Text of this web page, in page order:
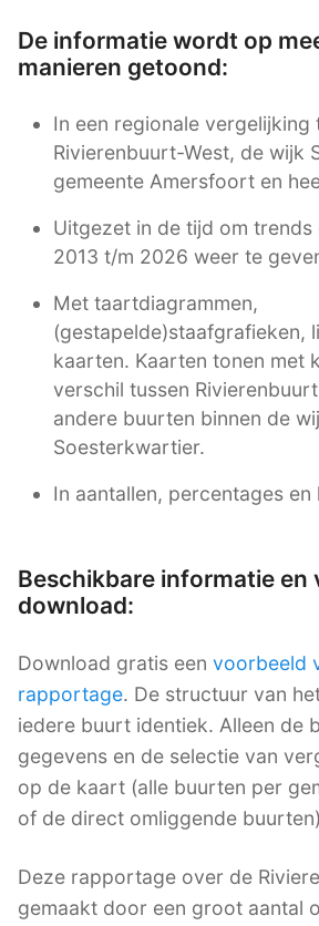
De informatie wordt op
manieren getoond:
In een regionale vergelijking
Rivierenbuurt-West, de wijk
gemeente Amersfoort en
Uitgezet in de tijd om trends
2013 t/m 2026 weer te
Met taartdiagrammen,
(gestapelde)staafgrafieken,
kaarten. Kaarten tonen met
verschil tussen
andere buurten binnen de
Soesterkwartier.
In aantallen, percentages en
Beschikbare informatie en
download:
Download gratis een voorbeeld
rapportage. De structuur van
iedere buurt identiek. Alleen de
gegevens en de selectie van
op de kaart (alle buurten per
of de direct omliggende
Deze rapportage over de
gemaakt door een groot aantal